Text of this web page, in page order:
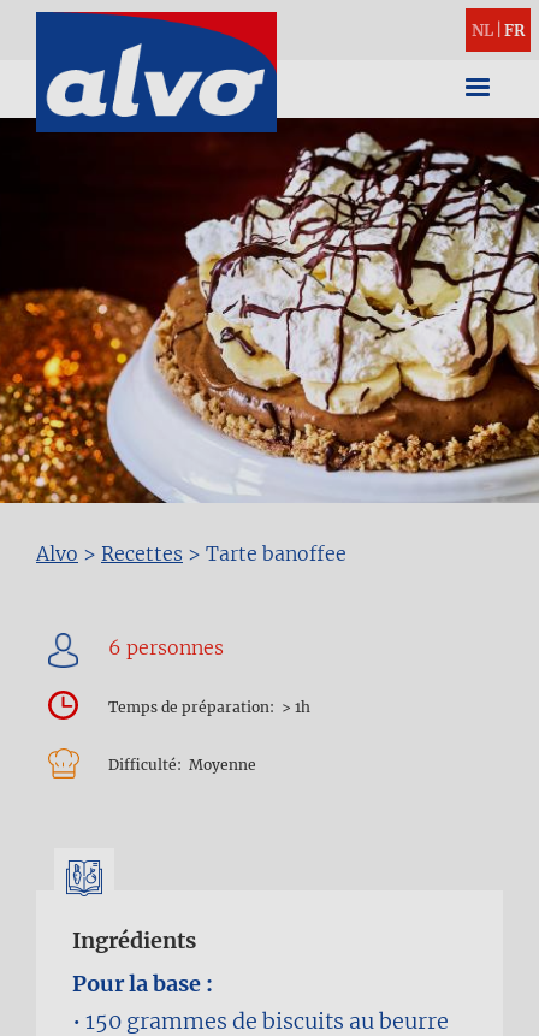
NL FR
Fil
d'Ariane
Alvo > Recettes > Tarte banoffee
Temps de préparation > 1h
Difficulté Moyenne
Ingrédients
Pour la base :
150 grammes de biscuits au beurre